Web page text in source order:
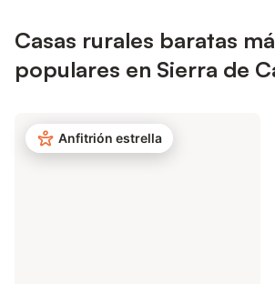
Casas rurales baratas
populares en Sierra de
Anfitrión estrella